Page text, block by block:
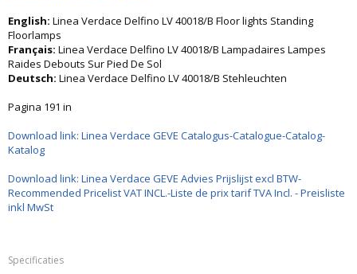
English: Linea Verdace Delfino LV 40018/B Floor lights Standing
Floorlamps
Français: Linea Verdace Delfino LV 40018/B Lampadaires Lampes
Raides Debouts Sur Pied De Sol
Deutsch: Linea Verdace Delfino LV 40018/B Stehleuchten
Pagina 191 in
Download link: Linea Verdace GEVE Catalogus-Catalogue-Catalog-
Katalog
Download link: Linea Verdace GEVE Advies Prijslijst excl BTW-
Recommended Pricelist VAT INCL.-Liste de prix tarif TVA Incl. - Preisliste
inkl MwSt
Specificaties